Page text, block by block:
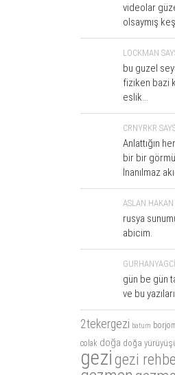
videolar
olsaymış
LOCKMAN
bu guzel
fiziken bazi
eslik...
CRNYRKR
Anlattığın
bir bir
İnanılmaz
ASLAN.HAKAN
rusya
abicim.
gün be gün
ve bu
2tekergezi batum
colak doğa doğa
gezigezi